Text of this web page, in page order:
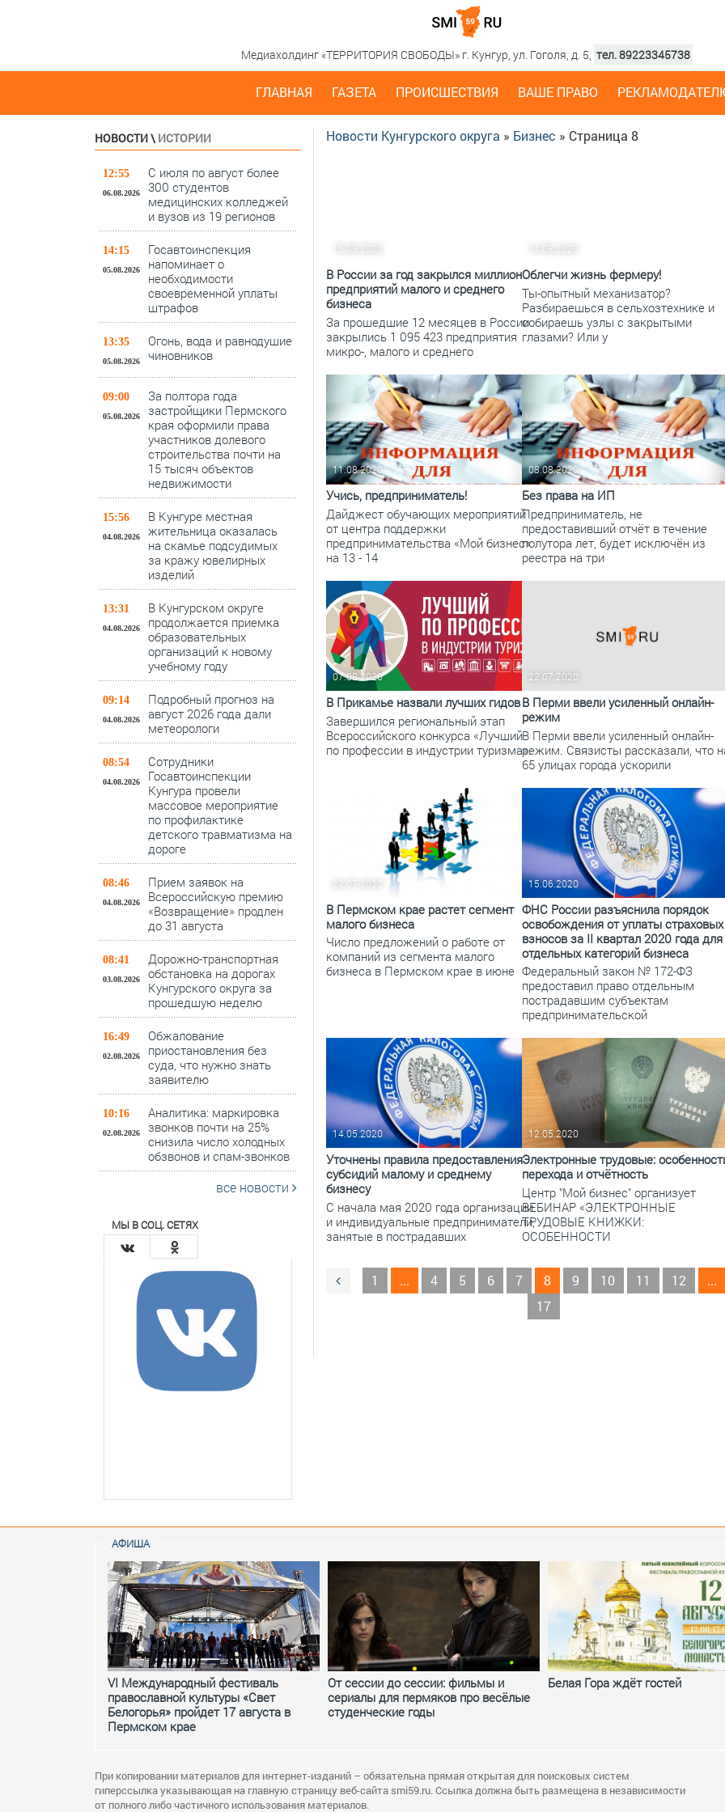
Медиахолдинг «ТЕРРИТОРИЯ СВОБОДЫ» г. Кунгур, ул. Гоголя, д. 5, тел. 89223345738
ГЛАВНАЯ ГАЗЕТА ПРОИСШЕСТВИЯ ВАШЕ ПРАВО
НОВОСТИ\ ИСТОРИИ
12:55
06.08.2026
С июля по август более
300 студентов
медицинских колледжей
и вузов из 19 регионов
14:15
05.08.2026
Госавтоинспекция
напоминает о
необходимости
своевременной уплаты
штрафов
13:35
05.08.2026
Огонь, вода и равнодушие
чиновников
09:00
05.08.2026
За полтора года
застройщики Пермского
края оформили права
участников долевого
строительства почти на
15 тысяч объектов
недвижимости
15:56
04.08.2026
В Кунгуре местная
жительница оказалась
на скамье подсудимых
за кражу ювелирных
изделий
13:31
04.08.2026
В Кунгурском округе
продолжается приемка
образовательных
организаций к новому
учебному году
09:14
04.08.2026
Подробный прогноз на
август 2026 года дали
метеорологи
08:54
04.08.2026
Сотрудники
Госавтоинспекции
Кунгура провели
массовое мероприятие
по профилактике
детского травматизма на
дороге
08:46
04.08.2026
Прием заявок на
Всероссийскую премию
«Возвращение» продлен
до 31 августа
08:41
03.08.2026
Дорожно-транспортная
обстановка на дорогах
Кунгурского округа за
прошедшую неделю
16:49
02.08.2026
Обжалование
приостановления без
суда, что нужно знать
заявителю
10:16
02.08.2026
Аналитика: маркировка
звонков почти на 25%
снизила число холодных
обзвонов и спам-звонков
все новости
МЫ В СОЦ. СЕТЯХ
Новости Кунгурского округа » Бизнес » Страница 8
15.08.2020
В России за год закрылся миллион
предприятий малого и среднего
бизнеса
За прошедшие 12 месяцев в России
закрылись 1 095 423 предприятия
микро-, малого и среднего
14.08.2020
Облегчи жизнь фермеру!
Ты-опытный механизатор?
Разбираешься в сельхозтехнике и
собираешь узлы с закрытыми
глазами? Или у
11.08.2020
Учись, предприниматель!
Дайджест обучающих мероприятий
от центра поддержки
предпринимательства «Мой бизнес»
на 13 - 14
08.08.2020
Без права на ИП
Предприниматель, не
предоставивший отчёт в течение
полутора лет, будет исключён из
реестра на три
07.08.2020
В Прикамье назвали лучших гидов
Завершился региональный этап
Всероссийского конкурса «Лучший
по профессии в индустрии туризма».
22.07.2020
В Перми ввели усиленный онлайн-
режим
В Перми ввели усиленный онлайн-
режим. Связисты рассказали, что
65 улицах города ускорили
22.07.2020
В Пермском крае растет сегмент
малого бизнеса
Число предложений о работе от
компаний из сегмента малого
бизнеса в Пермском крае в июне
15.06.2020
ФНС России разъяснила порядок
освобождения от уплаты страховых
взносов за II квартал 2020 года для
отдельных категорий бизнеса
Федеральный закон № 172-ФЗ
предоставил право отдельным
пострадавшим субъектам
предпринимательской
14.05.2020
Уточнены правила предоставления
субсидий малому и среднему
бизнесу
С начала мая 2020 года организации
и индивидуальные предприниматели,
занятые в пострадавших
12.05.2020
Электронные трудовые:
перехода и отчётность
Центр "Мой бизнес" организует
ВЕБИНАР «ЭЛЕКТРОННЫЕ
ТРУДОВЫЕ КНИЖКИ:
ОСОБЕННОСТИ
1 ... 4 5 6 7 8 9 10 11 12
...
17
По итогам первой
АФИША
VI Международный фестиваль
православной культуры «Свет
Белогорья» пройдет 17 августа в
Пермском крае
От сессии до сессии: фильмы и
сериалы для пермяков про весёлые
студенческие годы
Белая Гора ждёт гостей
При копировании материалов для интернет-изданий – обязательна прямая открытая для поисковых систем
гиперссылка указывающая на главную страницу веб-сайта smi59.ru. Ссылка должна быть размещена в независимости
от полного либо частичного использования материалов.